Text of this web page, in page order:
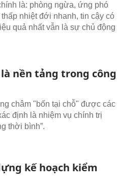
là: phòng ngừa, ứng phó
nhiệt đới nhanh, tin cậy có
quả nhất vẫn là sự chủ động
nền tảng trong công
châm "bốn tại chỗ" được các
định là nhiệm vụ chính trị
thời bình”.
kế hoạch kiểm